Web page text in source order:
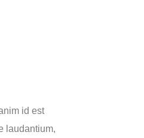
id est
laudantium,